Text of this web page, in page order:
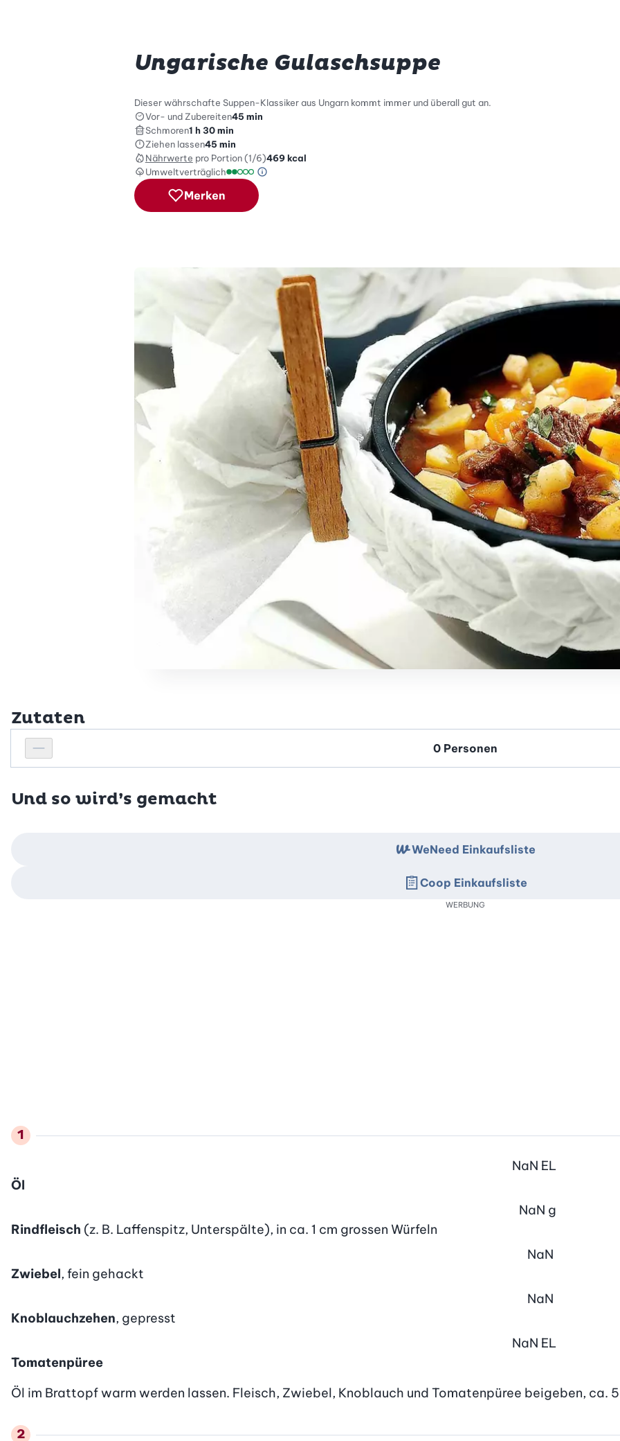
Ungarische Gulaschsuppe
Dieser währschafte Suppen-Klassiker aus Ungarn kommt immer und überall gut an.
Vor- und Zubereiten45 min
Schmoren1 h 30 min
Ziehen lassen45 min
Nährwerte pro Portion (1/6)469 kcal
Umweltverträglich
Umweltverträglichkeitsskala: 2 von 5
Green Betty Skala Info
Merken
Zutaten
Personenanzahl verringern
Personenanzahl
Und so wird’s gemacht
Öl
NaN EL
Rindfleisch (z. B. Laffenspitz, Unterspälte), in ca. 1 cm grossen Würfeln
NaN g
Zwiebel, fein gehackt
NaN
Knoblauchzehen, gepresst
NaN
Tomatenpüree
NaN EL
Öl im Brattopf warm werden lassen. Fleisch, Zwiebel, Knoblauch und Tomatenpüree beigeben, ca.
WeNeed Einkaufsliste
Coop Einkaufsliste
WERBUNG